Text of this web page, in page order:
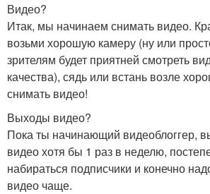
Видео?
Итак, мы начинаем снимать видео.
возьми хорошую камеру (ну или
зрителям будет приятней смотреть
качества), сядь или встань возле
снимать видео!
Выходы видео?
Пока ты начинающий видеоблоггер,
видео хотя бы 1 раз в неделю,
набираться подписчики и конечно
видео чаще.